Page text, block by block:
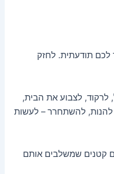
לכם תודעתית. לחזק
לרקוד, לצבוע את הבית,
להנות, להשתחרר – לעשות
קטנים שמשלבים אותם